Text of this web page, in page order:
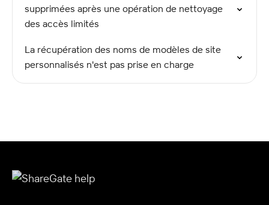
supprimées après une opération de nettoyage
des accès limités
La récupération des noms de modèles de site
personnalisés n'est pas prise en charge